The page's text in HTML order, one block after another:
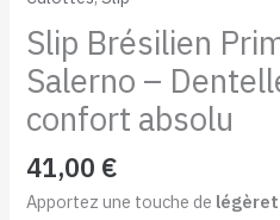
Slip Brésilien
Salerno –
confort absolu
41,00 €
Apportez une touche de